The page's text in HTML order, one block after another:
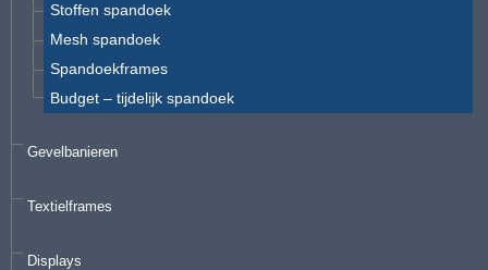
Stoffen spandoek
Mesh spandoek
Spandoekframes
Budget – tijdelijk spandoek
Gevelbanieren
Textielframes
Displays